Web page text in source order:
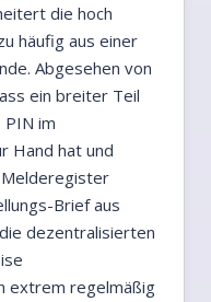
die hoch
häufig aus einer
Abgesehen von
ein breiter Teil
im
Hand hat und
Brief aus
dezentralisierten
extrem regelmäßig